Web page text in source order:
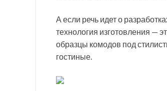
А если речь идет о
технология изготовления —
образцы комодов под
гостиные.